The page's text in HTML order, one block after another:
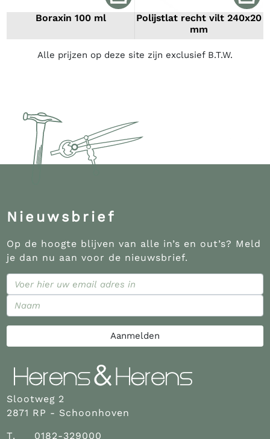
Boraxin 100 ml
Polijstlat recht vilt 240x20
mm
Alle prijzen op deze site zijn exclusief B.T.W.
Nieuwsbrief
Op de hoogte blijven van alle in’s en out’s? Meld
je dan nu aan voor de nieuwsbrief.
Aanmelden
Slootweg 2
2871 RP - Schoonhoven
T.
0182-329000